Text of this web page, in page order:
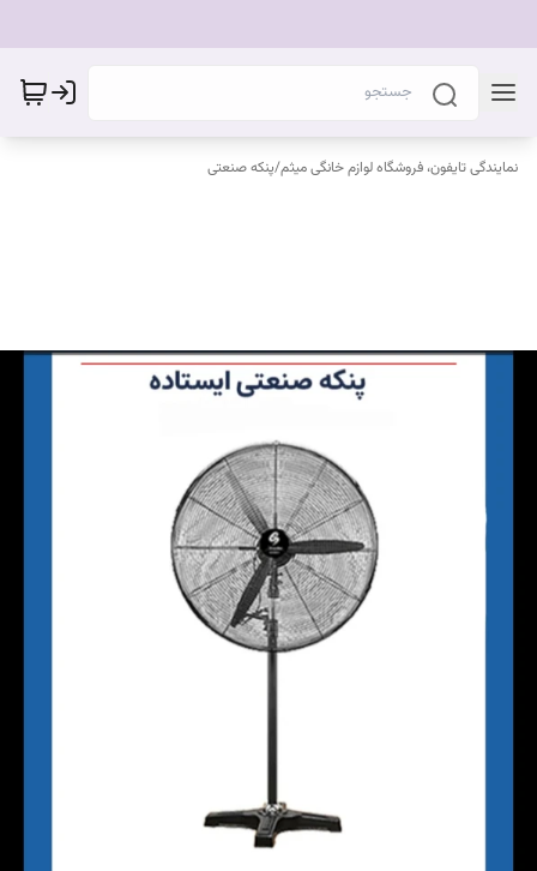
نمایندگی تایفون، فروشگاه لوازم خانگی میثم/پنکه صنعتی